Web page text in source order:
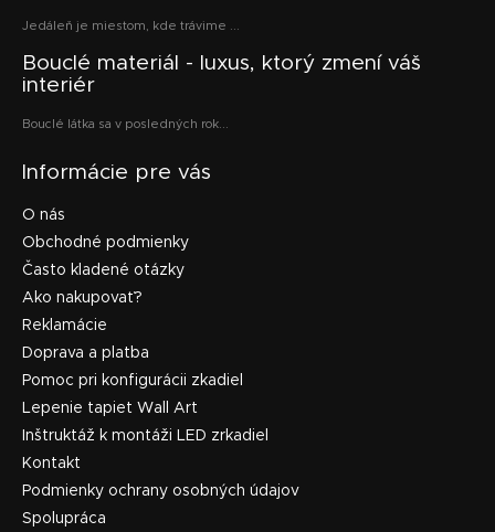
Jedáleň je miestom, kde trávime ...
Bouclé materiál - luxus, ktorý zmení váš
interiér
Bouclé látka sa v posledných rok...
Informácie pre vás
O nás
Obchodné podmienky
Často kladené otázky
Ako nakupovať?
Reklamácie
Doprava a platba
Pomoc pri konfigurácii zkadiel
Lepenie tapiet Wall Art
Inštruktáž k montáži LED zrkadiel
Kontakt
Podmienky ochrany osobných údajov
Spolupráca